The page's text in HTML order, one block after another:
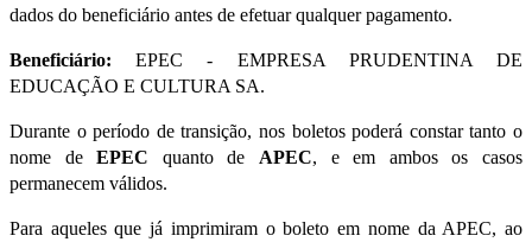
dados do beneficiário antes de efetuar qualquer pagamento.
Beneficiário: EPEC - EMPRESA PRUDENTINA DE
EDUCAÇÃO E CULTURA SA.
Durante o período de transição, nos boletos poderá constar tanto o
nome deEPEC quanto de APEC, e em ambos os casos
permanecem válidos.
Para aqueles que já imprimiram o boleto em nome da APEC, ao